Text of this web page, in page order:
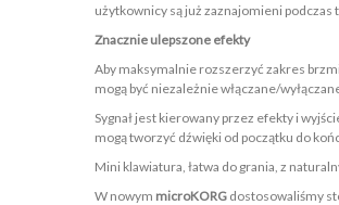
użytkownicy są już zaznajomieni
Znacznie ulepszone efekty
Aby maksymalnie rozszerzyć zakres
mogą być niezależnie włączane/
Sygnał jest kierowany przez efekty i
mogą tworzyć dźwięki od początku do
Mini klawiatura, łatwa do grania, z
W nowym microKORG dostosowaliśmy